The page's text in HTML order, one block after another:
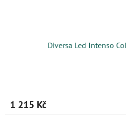
Diversa Led Intenso
1 215 Kč